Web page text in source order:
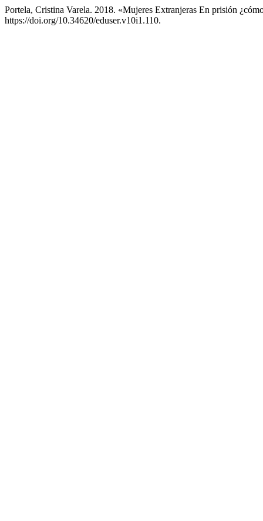
Portela, Cristina Varela. 2018. «Mujeres Extranjeras En prisión
https://doi.org/10.34620/eduser.v10i1.110.